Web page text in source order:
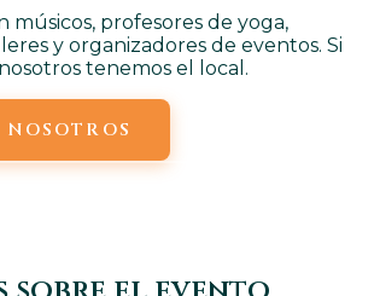
músicos, profesores de yoga,
y organizadores de eventos. Si
tenemos el local.